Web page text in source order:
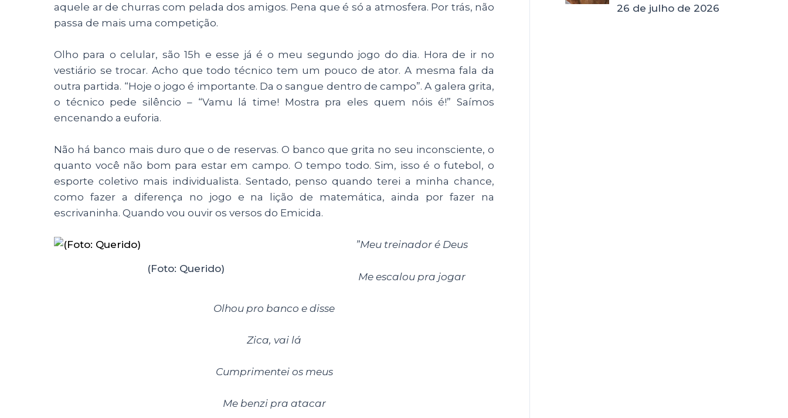
aquele ar de churras com pelada dos amigos. Pena que é só a atmosfera. Por trás, não
passa de mais uma competição.
Olho para o celular, são 15h e esse já é o meu segundo jogo do dia. Hora de ir no
vestiário se trocar. Acho que todo técnico tem um pouco de ator. A mesma fala da
outra partida. “Hoje o jogo é importante. Da o sangue dentro de campo”. A galera grita,
o técnico pede silêncio – “Vamu lá time! Mostra pra eles quem nóis é!” Saímos
encenando a euforia.
Não há banco mais duro que o de reservas. O banco que grita no seu inconsciente, o
quanto você não bom para estar em campo. O tempo todo. Sim, isso é o futebol, o
esporte coletivo mais individualista. Sentado, penso quando terei a minha chance,
como fazer a diferença no jogo e na lição de matemática, ainda por fazer na
escrivaninha. Quando vou ouvir os versos do Emicida.
(Foto: Querido)
”Meu treinador é Deus
Me escalou pra jogar
Olhou pro banco e disse
Zica, vai lá
Cumprimentei os meus
Me benzi pra atacar
26 de julho de 2026